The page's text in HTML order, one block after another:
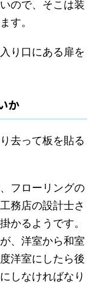
ので、そこは装
す。
り口にある扉を
か
去って板を貼る
フローリングの
務店の設計士さ
かるようです。
、洋室から和室
洋室にしたら後
しなければなり